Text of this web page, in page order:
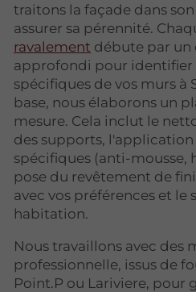
traitons la façade dans
assurer sa pérennité.
ravalement débute par un
approfondi pour identifier
spécifiques de vos murs à
base, nous élaborons un
mesure. Cela inclut le
des supports,
spécifiques (anti-mousse,
pose du revêtement de
avec vos préférences et le
habitation.
Nous travaillons avec des
professionnelle, issus de
Point.P ou Lariviere, pour